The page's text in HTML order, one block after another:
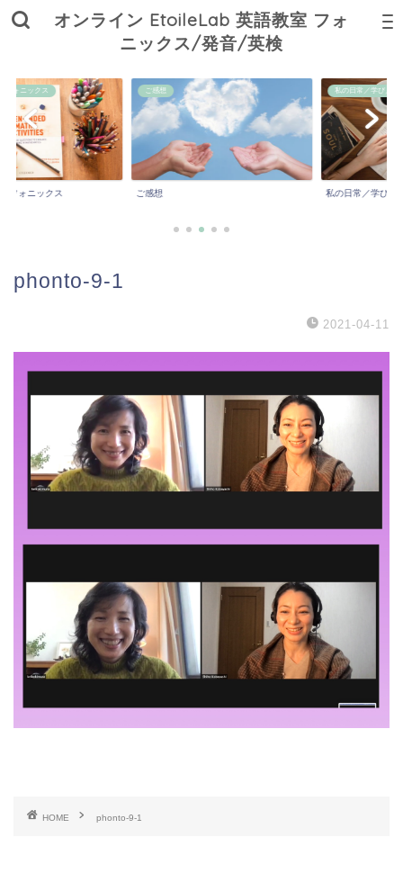
オンライン EtoileLab 英語教室 フォ
ニックス/発音/英検
ックス
ニックス
ご感想
ご感想
私の日常／学び／子育て
私の日常／学び／子育
phonto-9-1
2021-04-11
HOME phonto-9-1